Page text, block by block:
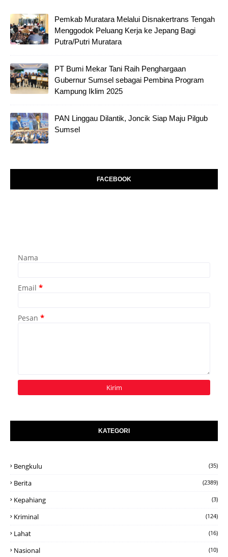
Pemkab Muratara Melalui Disnakertrans Tengah
Menggodok Peluang Kerja ke Jepang Bagi
Putra/Putri Muratara
PT Bumi Mekar Tani Raih Penghargaan
Gubernur Sumsel sebagai Pembina Program
Kampung Iklim 2025
PAN Linggau Dilantik, Joncik Siap Maju Pilgub
Sumsel
FACEBOOK
Nama
Email *
Pesan *
KATEGORI
Bengkulu (35)
Berita (2389)
Kepahiang (3)
Kriminal (124)
Lahat (16)
Nasional (10)